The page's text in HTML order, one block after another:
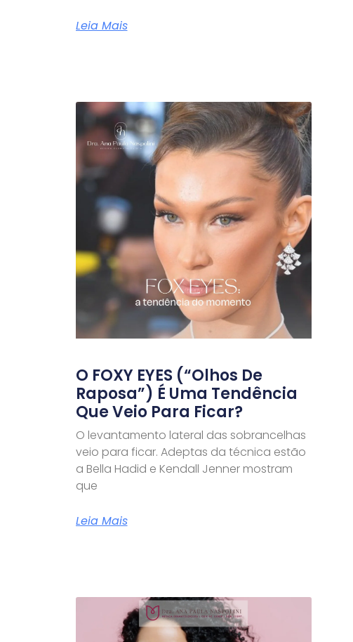
Leia Mais
O FOXY EYES (“olhos De
Raposa”) É Uma Tendência
Que Veio Para Ficar?
O levantamento lateral das sobrancelhas
veio para ficar. Adeptas da técnica estão
a Bella Hadid e Kendall Jenner mostram
que
Leia Mais